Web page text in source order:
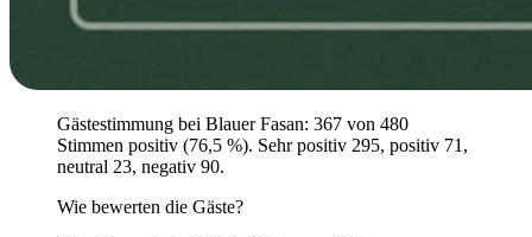
Gästestimmung bei Blauer Fasan: 367 von 480
Stimmen positiv (76,5 %). Sehr positiv 295, positiv 71,
neutral 23, negativ 90.
Wie bewerten die Gäste?